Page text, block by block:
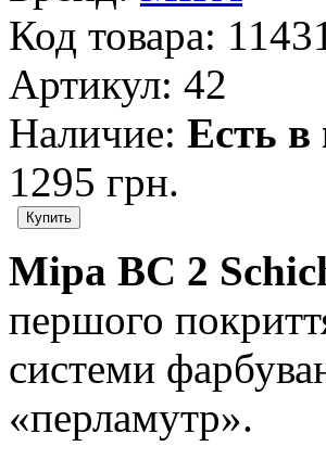
Код товара:
Артикул: 42
Наличие: Есть в
1295 грн.
Mipa BC 2
першого
системи
«перламутр».